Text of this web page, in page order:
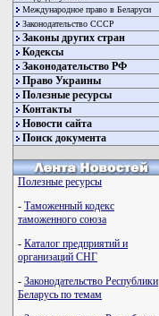
Международное право в Беларуси
Законодательство СССР
Законы других стран
Кодексы
Законодательство РФ
Право Украины
Полезные ресурсы
Контакты
Новости сайта
Поиск документа
Полезные ресурсы
- Таможенный кодекс
таможенного союза
- Каталог предприятий и
организаций СНГ
- Законодательство Республики
Беларусь по темам